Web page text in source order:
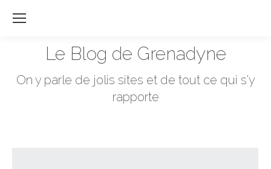
Le Blog de Grenadyne
On y parle de jolis sites et de tout ce qui s'y
rapporte
Vous êtes ici :